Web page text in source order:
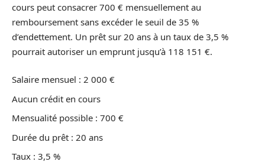
cours peut consacrer 700 € mensuellement au
remboursement sans excéder le seuil de 35 %
d’endettement. Un prêt sur 20 ans à un taux de 3,5 %
pourrait autoriser un emprunt jusqu’à 118 151 €.
Salaire mensuel : 2 000 €
Aucun crédit en cours
Mensualité possible : 700 €
Durée du prêt : 20 ans
Taux : 3,5 %